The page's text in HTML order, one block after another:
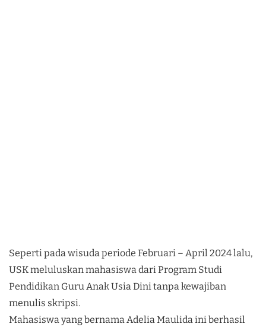
Seperti pada wisuda periode Februari – April 2024 lalu,
USK meluluskan mahasiswa dari Program Studi
Pendidikan Guru Anak Usia Dini tanpa kewajiban
menulis skripsi.
Mahasiswa yang bernama Adelia Maulida ini berhasil